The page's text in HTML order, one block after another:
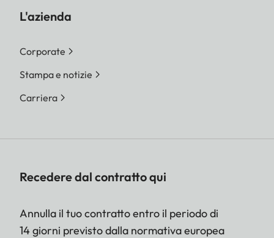
L'azienda
Corporate
Stampa e notizie
Carriera
Recedere dal contratto qui
Annulla il tuo contratto entro il periodo di
14 giorni previsto dalla normativa europea